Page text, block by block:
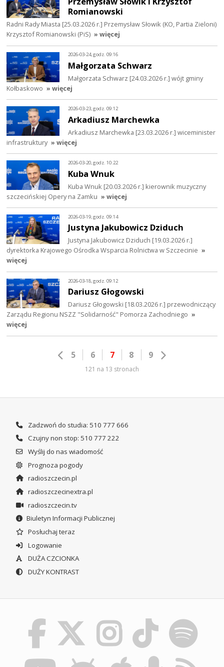
Romianowski
Radni Rady Miasta [25.03.2026 r.] Przemysław Słowik (KO, Partia Zieloni)
Krzysztof Romianowski (PiS) » więcej
2026-03-24, godz. 09:16
Małgorzata Schwarz
Małgorzata Schwarz [24.03.2026 r.] wójt gminy
Kołbaskowo » więcej
2026-03-23, godz. 09:12
Arkadiusz Marchewka
Arkadiusz Marchewka [23.03.2026 r.] wiceminister
infrastruktury » więcej
2026-03-20, godz. 10:22
Kuba Wnuk
Kuba Wnuk [20.03.2026 r.] kierownik muzyczny
szczecińskiej Opery na Zamku » więcej
2026-03-19, godz. 09:14
Justyna Jakubowicz Dziduch
Justyna Jakubowicz Dziduch [19.03.2026 r.]
dyrektorka Krajowego Ośrodka Wsparcia Rolnictwa w Szczecinie »
więcej
2026-03-18, godz. 09:12
Dariusz Głogowski
Dariusz Głogowski [18.03.2026 r.] przewodniczący
Zarządu Regionu NSZZ "Solidarność" Pomorza Zachodniego »
więcej
5 6 7 8 9
121 na 13 stronach
Zadzwoń do studia: 510 777 666
Czujny non stop: 510 777 222
Wyślij do nas wiadomość
Prognoza pogody
radioszczecin.pl
radioszczecinextra.pl
radioszczecin.tv
Biuletyn Informacji Publicznej
Posłuchaj teraz
Logowanie
DUŻA CZCIONKA
DUŻY KONTRAST